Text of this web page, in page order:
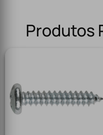
Produtos